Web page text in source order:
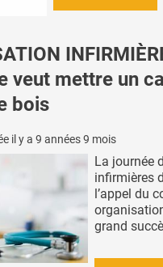
veut mettre un
bois
il y a 9 années 9 mois
La journée
infirmières
l’appel du
grand